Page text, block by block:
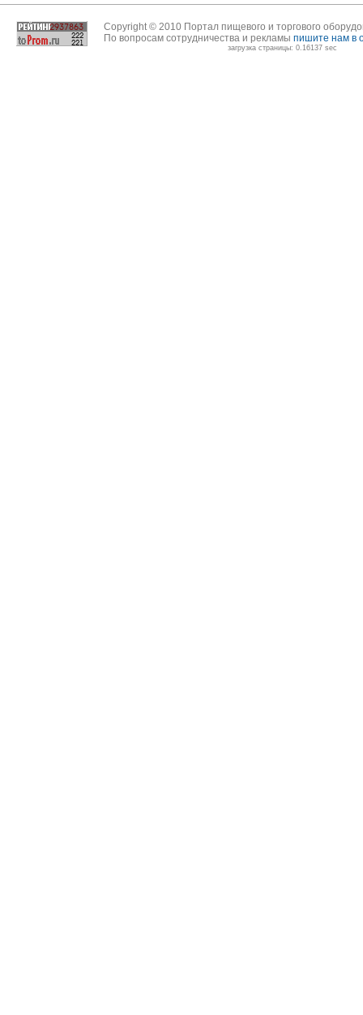
Copyright © 2010 Портал пищевого и торгового
По вопросам сотрудничества и рекламы пишите нам в
загрузка страницы: 0.16137 sec